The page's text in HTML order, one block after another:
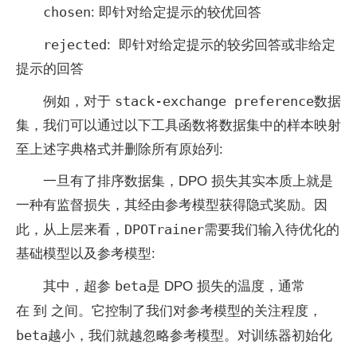
chosen: 即针对给定提示的较优回答
rejected: 即针对给定提示的较劣回答或非给定
提示的回答
例如，对于 stack-exchange preference数据
集，我们可以通过以下工具函数将数据集中的样本映射
至上述字典格式并删除所有原始列:
一旦有了排序数据集，DPO 损失其实本质上就是
一种有监督损失，其经由参考模型获得隐式奖励。因
此，从上层来看， DPOTrainer需要我们输入待优化的
基础模型以及参考模型:
其中，超参 beta是 DPO 损失的温度，通常
在 到 之间。它控制了我们对参考模型的关注程度，
beta越小，我们就越忽略参考模型。对训练器初始化